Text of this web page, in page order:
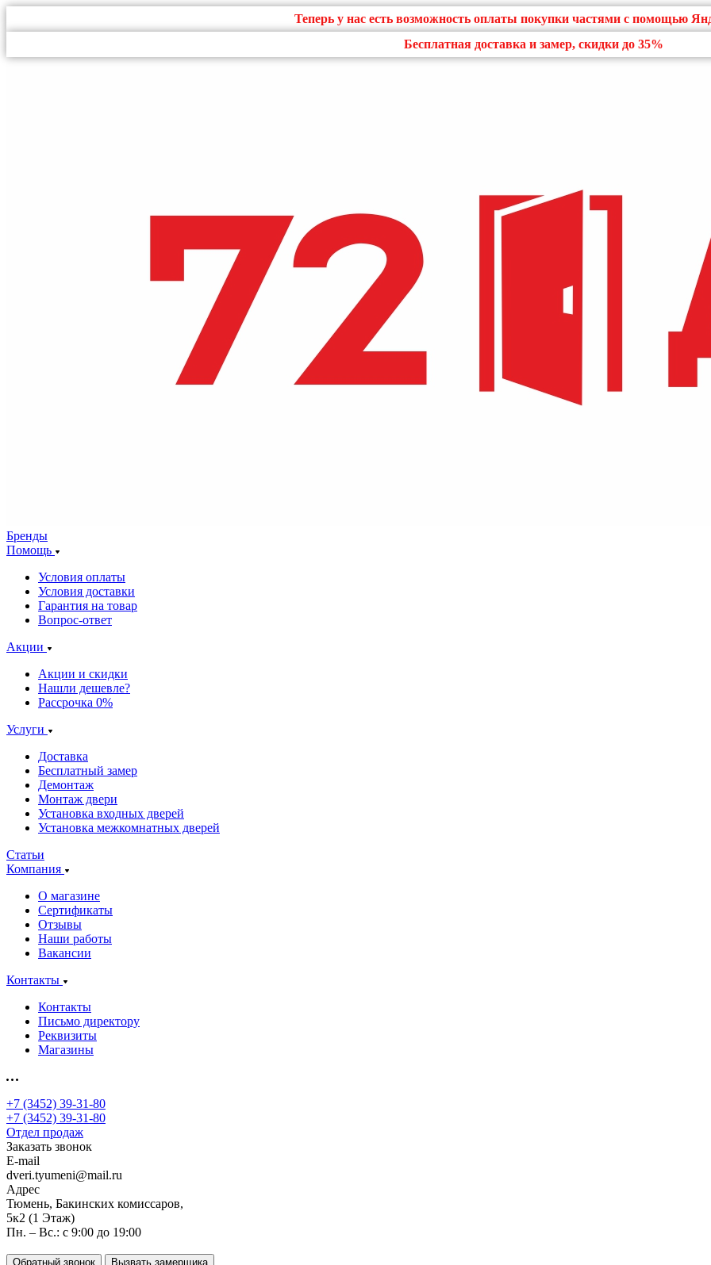
Теперь у нас есть возможность оплаты покупки частями с помощью
Бесплатная доставка и замер, скидки до 35%
Бренды
Помощь
Условия оплаты
Условия доставки
Гарантия на товар
Вопрос-ответ
Акции
Акции и скидки
Нашли дешевле?
Рассрочка 0%
Услуги
Доставка
Бесплатный замер
Демонтаж
Монтаж двери
Установка входных дверей
Установка межкомнатных дверей
Статьи
Компания
О магазине
Сертификаты
Отзывы
Наши работы
Вакансии
Контакты
Контакты
Письмо директору
Реквизиты
Магазины
+7 (3452) 39-31-80
+7 (3452) 39-31-80
Отдел продаж
Заказать звонок
E-mail
dveri.tyumeni@mail.ru
Адрес
Тюмень, Бакинских комиссаров,
5к2 (1 Этаж)
Пн. – Вс.: с 9:00 до 19:00
Обратный звонок Вызвать замерщика